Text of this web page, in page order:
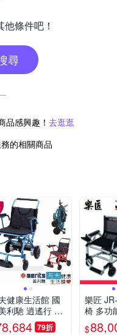
條件吧！
尋
品感興趣！ 去逛逛
的相關商品
健康生活館 國
利馳 逍遙行 車
可收折 可推式 電
79折
樂匠
椅 多功
代步車
$